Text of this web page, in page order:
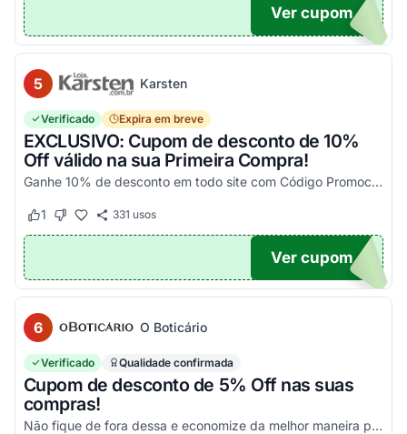
OM50
Ver cupom
5 Karsten
Verificado Expira em breve
EXCLUSIVO: Cupom de desconto de 10%
Off válido na sua Primeira Compra!
Ganhe 10% de desconto em todo site com Código Promocional Karsten. Válido apenas 1 utilização por CPF. Só aqui no Agora Cupom você economiza tanto!
Este cupom funcionou
1 Este cupom não funcionou
331 usos
OM10
Ver cupom
6 O Boticário
Verificado Qualidade confirmada
Cupom de desconto de 5% Off nas suas
compras!
Não fique de fora dessa e economize da melhor maneira possível! Válido somente nessa seleção!